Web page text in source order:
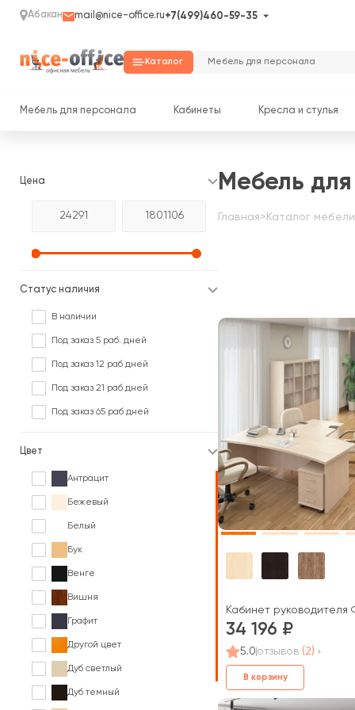
Абакан mail@nice-office.ru+7(499)460-59-35
Каталог
Мебель для персонала Кабинеты Кресла и стулья
Цена
Статус наличия
В наличии
Под заказ 5 раб. дней
Под заказ 12 раб дней
Под заказ 21 раб дней
Под заказ 65 раб дней
Цвет
Антрацит
Бежевый
Белый
Бук
Венге
Вишня
Графит
Другой цвет
Дуб светлый
Дуб темный
Мебель
Главная> Каталог мебели
Кабинет руководителя
34 196
5.0отзывов (2)
В корзину